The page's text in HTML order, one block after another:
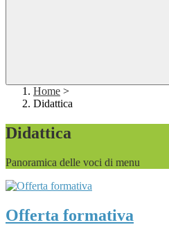
Home >
Didattica
Didattica
Panoramica delle voci di menu
Offerta formativa